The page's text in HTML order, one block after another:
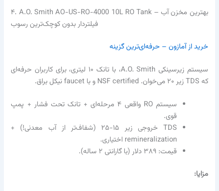
۴. A.O. Smith AO-US-RO-4000 10L RO Tank – بهترین مخزن آب
فیلتردار بدون کوچک‌ترین رسوب
خرید از آمازون – حرفه‌ای‌ترین گزینه
سیستم زیرسینکی A.O. Smith، با تانک ۱۰ لیتری، برای کاربران حرفه‌ای
که TDS زیر ۲۰ می‌خوان. NSF certified و با faucet نیکل براق.
سیستم RO واقعی ۴ مرحله‌ای + تانک تحت فشار + پمپ
قوی.
TDS خروجی زیر ۱۵-۲۵ (شفاف‌تر از آب معدنی!) +
remineralization اختیاری.
قیمت: ۳۸۹ دلار (با گارانتی ۲ ساله).
مزایا: